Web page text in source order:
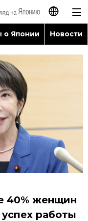
日本語
简体字
繁體字
Français
Español
о Японии Новости
40% женщин
работы